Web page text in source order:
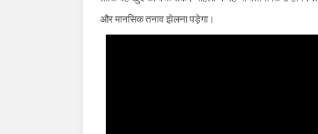
और मानसिक तनाव झेलना पड़ेगा।